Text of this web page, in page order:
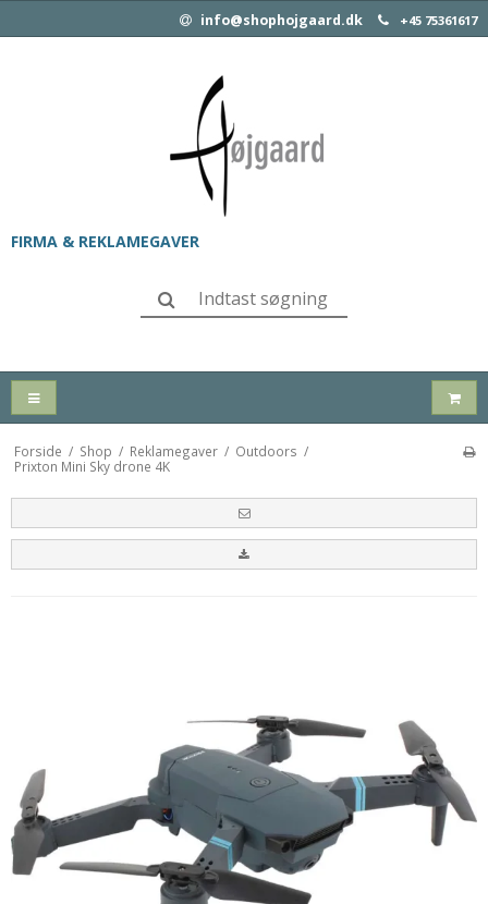
info@shophojgaard.dk +45 75361617
FIRMA & REKLAMEGAVER
Forside / Shop / Reklamegaver / Outdoors /
Prixton Mini Sky drone 4K